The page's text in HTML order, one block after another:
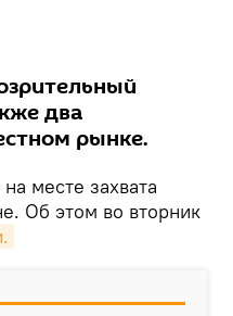
два
рынке.
месте захвата
Об этом во вторник